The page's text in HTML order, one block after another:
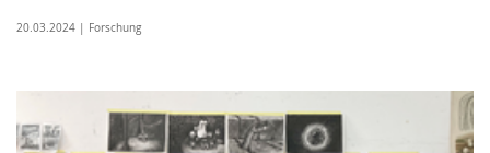
20.03.2024 | Forschung